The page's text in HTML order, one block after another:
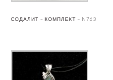
СОДАЛИТ – КОМПЛЕКТ – N763